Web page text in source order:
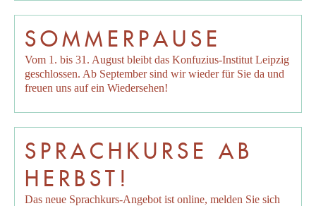
SOMMERPAUSE
Vom 1. bis 31. August bleibt das Konfuzius-Institut Leipzig
geschlossen. Ab September sind wir wieder für Sie da und
freuen uns auf ein Wiedersehen!
SPRACHKURSE AB
HERBST!
Das neue Sprachkurs-Angebot ist online, melden Sie sich